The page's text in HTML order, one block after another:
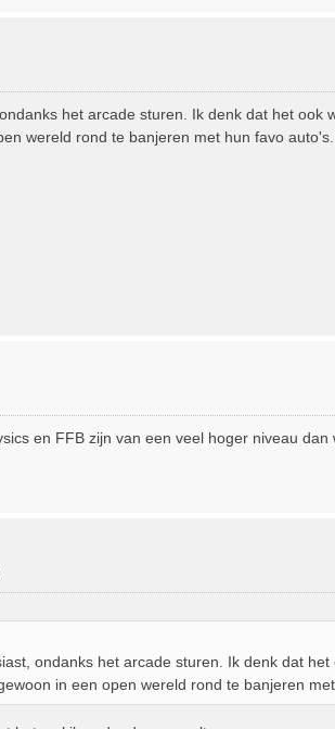
het arcade sturen. Ik denk dat het ook
wereld rond te banjeren met hun favo auto's.
en FFB zijn van een veel hoger niveau
ondanks het arcade sturen. Ik denk dat
in een open wereld rond te banjeren